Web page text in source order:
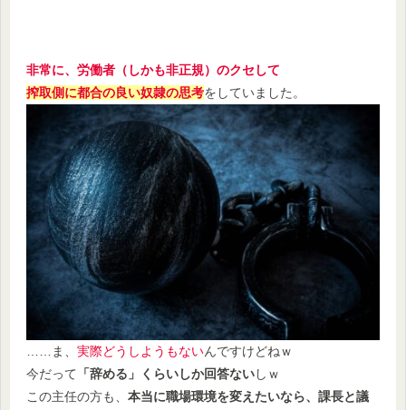
非常に、労働者（しかも非正規）のクセして
搾取側に都合の良い奴隷の思考をしていました。
……ま、 実際どうしようもないんですけどねｗ
今だって
「辞める」くらいしか回答ないしｗ
この主任の方も、 本当に職場環境を変えたいなら、課長と議